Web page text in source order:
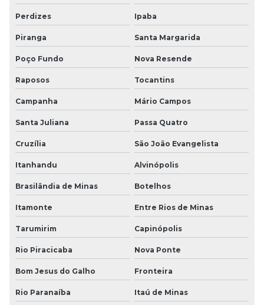
Perdizes Ipaba
Piranga Santa Margarida
Poço Fundo Nova Resende
Raposos Tocantins
Campanha Mário Campos
Santa Juliana Passa Quatro
Cruzília São João Evangelista
Itanhandu Alvinópolis
Brasilândia de Minas Botelhos
Itamonte Entre Rios de Minas
Tarumirim Capinópolis
Rio Piracicaba Nova Ponte
Bom Jesus do Galho Fronteira
Rio Paranaíba Itaú de Minas